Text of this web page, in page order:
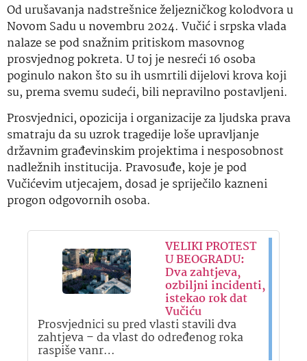
Od urušavanja nadstrešnice željezničkog kolodvora u
Novom Sadu u novembru 2024. Vučić i srpska vlada
nalaze se pod snažnim pritiskom masovnog
prosvjednog pokreta. U toj je nesreći 16 osoba
poginulo nakon što su ih usmrtili dijelovi krova koji
su, prema svemu sudeći, bili nepravilno postavljeni.
Prosvjednici, opozicija i organizacije za ljudska prava
smatraju da su uzrok tragedije loše upravljanje
državnim građevinskim projektima i nesposobnost
nadležnih institucija. Pravosuđe, koje je pod
Vučićevim utjecajem, dosad je spriječilo kazneni
progon odgovornih osoba.
VELIKI PROTEST
U BEOGRADU:
Dva zahtjeva,
ozbiljni incidenti,
istekao rok dat
Vučiću
Prosvjednici su pred vlasti stavili dva
zahtjeva – da vlast do određenog roka
raspiše vanr…